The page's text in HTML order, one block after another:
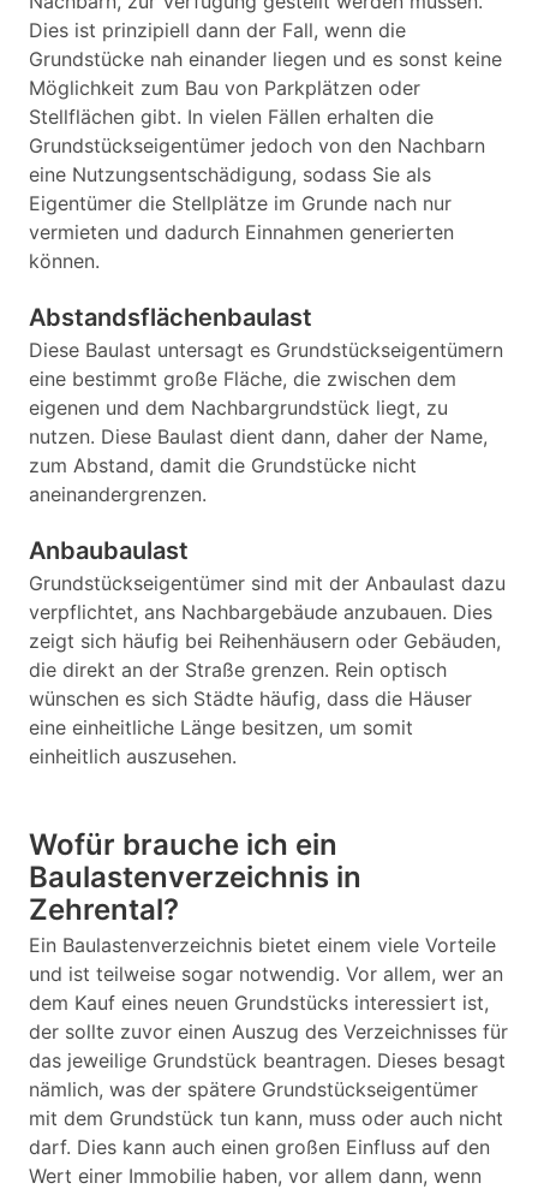
Dies ist prinzipiell dann der Fall, wenn die
Grundstücke nah einander liegen und es sonst keine
Möglichkeit zum Bau von Parkplätzen oder
Stellflächen gibt. In vielen Fällen erhalten die
Grundstückseigentümer jedoch von den Nachbarn
eine Nutzungsentschädigung, sodass Sie als
Eigentümer die Stellplätze im Grunde nach nur
vermieten und dadurch Einnahmen generierten
können.
Abstandsflächenbaulast
Diese Baulast untersagt es Grundstückseigentümern
eine bestimmt große Fläche, die zwischen dem
eigenen und dem Nachbargrundstück liegt, zu
nutzen. Diese Baulast dient dann, daher der Name,
zum Abstand, damit die Grundstücke nicht
aneinandergrenzen.
Anbaubaulast
Grundstückseigentümer sind mit der Anbaulast dazu
verpflichtet, ans Nachbargebäude anzubauen. Dies
zeigt sich häufig bei Reihenhäusern oder Gebäuden,
die direkt an der Straße grenzen. Rein optisch
wünschen es sich Städte häufig, dass die Häuser
eine einheitliche Länge besitzen, um somit
einheitlich auszusehen.
Wofür brauche ich ein
Baulastenverzeichnis in
Zehrental?
Ein Baulastenverzeichnis bietet einem viele Vorteile
und ist teilweise sogar notwendig. Vor allem, wer an
dem Kauf eines neuen Grundstücks interessiert ist,
der sollte zuvor einen Auszug des Verzeichnisses für
das jeweilige Grundstück beantragen. Dieses besagt
nämlich, was der spätere Grundstückseigentümer
mit dem Grundstück tun kann, muss oder auch nicht
darf. Dies kann auch einen großen Einfluss auf den
Wert einer Immobilie haben, vor allem dann, wenn